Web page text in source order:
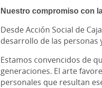
Nuestro compromiso con
Desde Acción Social de
desarrollo de las personas
Estamos convencidos de
generaciones. El arte
personales que resultan